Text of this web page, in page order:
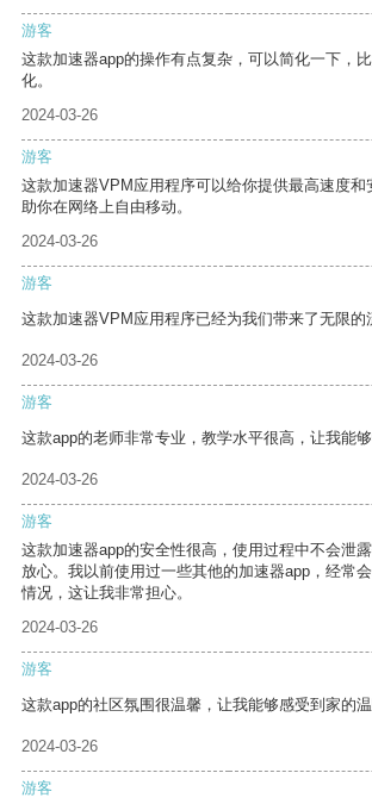
游客
这款加速器app的操作有点复杂，可以简化一下，
化。
2024-03-26
游客
这款加速器VPM应用程序可以给你提供最高速度和
助你在网络上自由移动。
2024-03-26
游客
这款加速器VPM应用程序已经为我们带来了无限的
2024-03-26
游客
这款app的老师非常专业，教学水平很高，让我能够
2024-03-26
游客
这款加速器app的安全性很高，使用过程中不会泄
放心。我以前使用过一些其他的加速器app，经常
情况，这让我非常担心。
2024-03-26
游客
这款app的社区氛围很温馨，让我能够感受到家的温
2024-03-26
游客